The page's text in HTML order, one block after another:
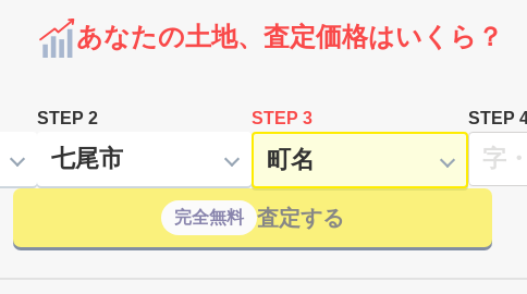
あなたの土地、査定価格はいくら？
STEP 2 STEP 3 STEP
完全無料 査定する